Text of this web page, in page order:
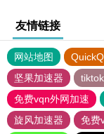
友情链接
网站地图 QuickQ
坚果加速器
免费vqn外网加速
旋风加速器
免费